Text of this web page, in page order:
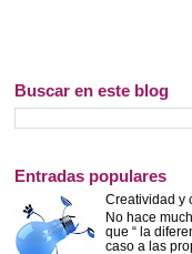
Buscar en este blog
Entradas populares
Creatividad y
No hace
que “ la
caso a las